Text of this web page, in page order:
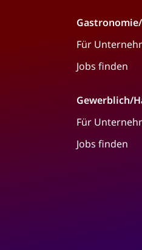
Für
Jobs finden
Gewerblich/
Für
Jobs finden